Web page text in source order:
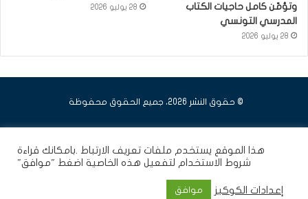
وتؤمّن كامل حاجيات الكتاب
المدرسي التونسي
28 يوليو 2026
28 يوليو 2026
© حقوق النشر 2026، جميع الحقوق محفوظة
هذا الموقع يستخدم ملفات تعريف الارتباط .بامكانك قراءة
شروط الاستخدام لتفعيل هذه الخاصية اضغط "موافق"
إعدادات الكوكيز موافق